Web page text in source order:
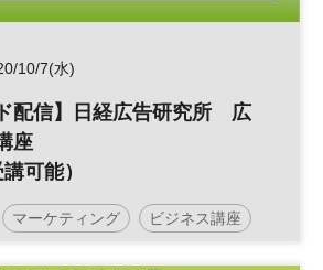
10/7(水)
配信】日経広告研究所 広
座
可能）
マーケティング ビジネス講座